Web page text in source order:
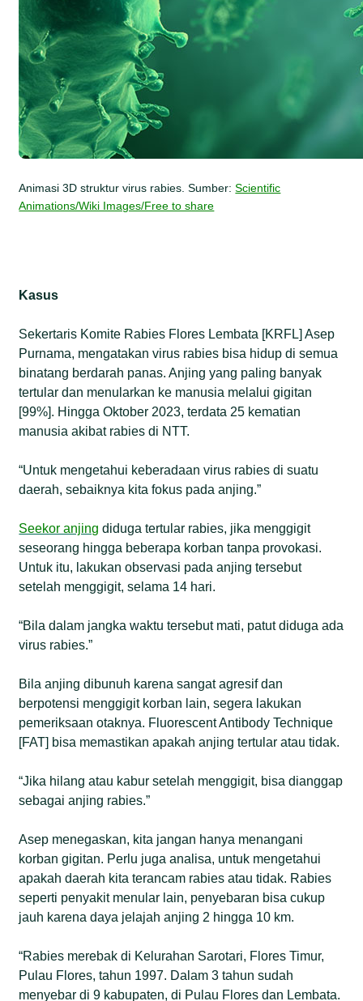
Animasi 3D struktur virus rabies. Sumber:Scientific
Animations/Wiki Images/Free to share
Kasus
Sekertaris Komite Rabies Flores Lembata [KRFL] Asep
Purnama, mengatakan virus rabies bisa hidup di semua
binatang berdarah panas. Anjing yang paling banyak
tertular dan menularkan ke manusia melalui gigitan
[99%]. Hingga Oktober 2023, terdata 25 kematian
manusia akibat rabies di NTT.
“Untuk mengetahui keberadaan virus rabies di suatu
daerah, sebaiknya kita fokus pada anjing.”
Seekor anjing diduga tertular rabies, jika menggigit
seseorang hingga beberapa korban tanpa provokasi.
Untuk itu, lakukan observasi pada anjing tersebut
setelah menggigit, selama 14 hari.
“Bila dalam jangka waktu tersebut mati, patut diduga ada
virus rabies.”
Bila anjing dibunuh karena sangat agresif dan
berpotensi menggigit korban lain, segera lakukan
pemeriksaan otaknya. Fluorescent Antibody Technique
[FAT] bisa memastikan apakah anjing tertular atau tidak.
“Jika hilang atau kabur setelah menggigit, bisa dianggap
sebagai anjing rabies.”
Asep menegaskan, kita jangan hanya menangani
korban gigitan. Perlu juga analisa, untuk mengetahui
apakah daerah kita terancam rabies atau tidak. Rabies
seperti penyakit menular lain, penyebaran bisa cukup
jauh karena daya jelajah anjing 2 hingga 10 km.
“Rabies merebak di Kelurahan Sarotari, Flores Timur,
Pulau Flores, tahun 1997. Dalam 3 tahun sudah
menyebar di 9 kabupaten, di Pulau Flores dan Lembata.